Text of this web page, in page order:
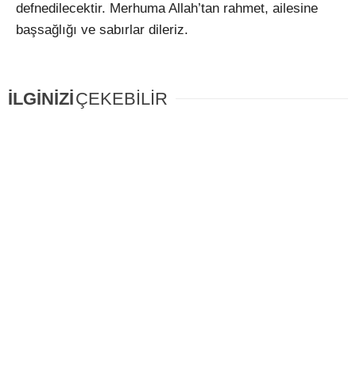
defnedilecektir. Merhuma Allah’tan rahmet, ailesine
başsağlığı ve sabırlar dileriz.
İLGİNİZİÇEKEBİLİR